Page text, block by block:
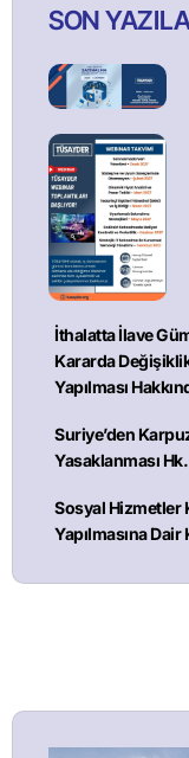
SON
İthalatta İlave
Kararda
Yapılması
Suriye’den
Yasaklanması
Sosyal Hizmetler
Yapılmasına Dair